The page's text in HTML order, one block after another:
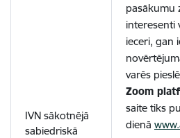
IVN sākotnējā
sabiedriskā
pasākumu
interesenti
ieceri, gan
varēs
Zoom
saite tiks
dienā